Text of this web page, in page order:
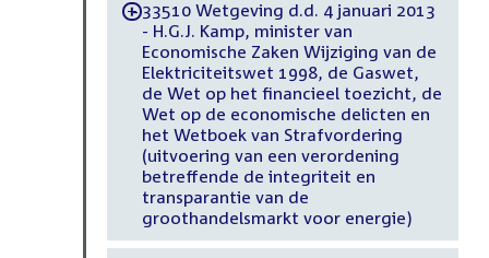
-33510 Wetgeving d.d. 4 januari 2013
- H.G.J. Kamp, minister van
Economische Zaken Wijziging van de
Elektriciteitswet 1998, de Gaswet,
de Wet op het financieel toezicht, de
Wet op de economische delicten en
het Wetboek van Strafvordering
(uitvoering van een verordening
betreffende de integriteit en
transparantie van de
groothandelsmarkt voor energie)